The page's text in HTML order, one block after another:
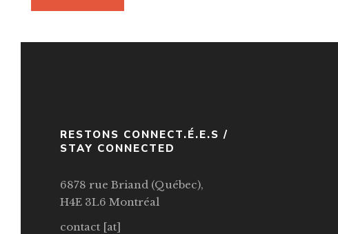
RESTONS CONNECT.É.E.S /
STAY CONNECTED
6878 rue Briand (Québec),
H4E 3L6 Montréal
contact [at]